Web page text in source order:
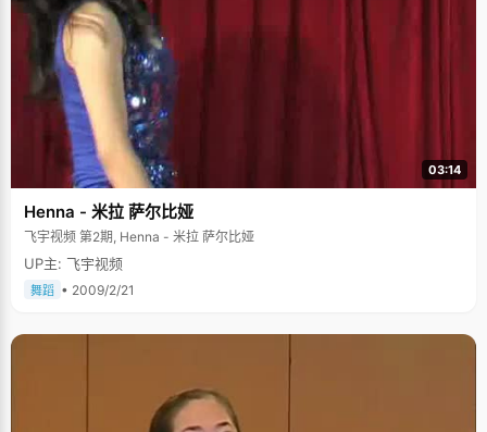
03:14
Henna - 米拉 萨尔比娅
飞宇视频 第2期, Henna - 米拉 萨尔比娅
UP主: 飞宇视频
舞蹈 • 2009/2/21